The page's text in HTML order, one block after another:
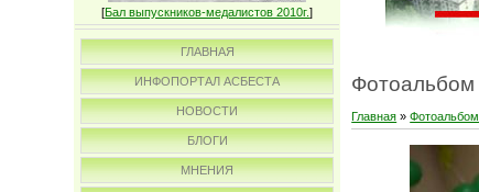
[Бал выпускников-медалистов 2010г.]
ГЛАВНАЯ
ИНФОПОРТАЛ АСБЕСТА
НОВОСТИ
БЛОГИ
МНЕНИЯ
Фотоальбом
Главная »Фотоальбом